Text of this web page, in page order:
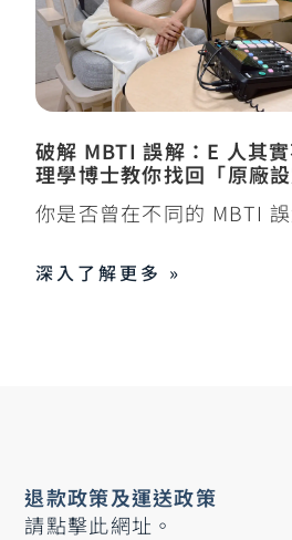
破解 MBTI 誤解：E 人其
理學博士教你找回「原廠設
你是否曾在不同的 MBTI
深入了解更多 »
退款政策及運送政策
請點擊此網址。